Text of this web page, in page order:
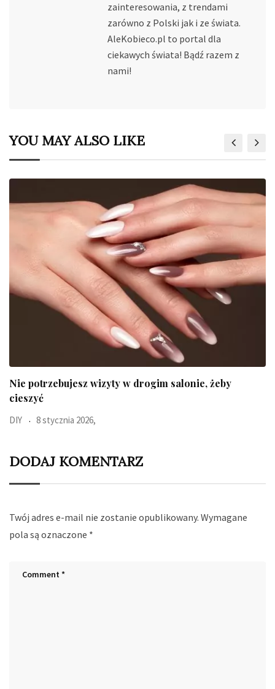
zainteresowania, z trendami
zarówno z Polski jak i ze świata.
AleKobieco.pl to portal dla
ciekawych świata! Bądź razem z
nami!
YOU MAY ALSO LIKE
Ten błyskawiczny test pokaże jaki jest Twój typ
Uroda
DODAJ KOMENTARZ
Twój adres e-mail nie zostanie opublikowany. Wymagane
pola są oznaczone *